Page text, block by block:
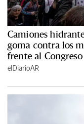
Camiones
goma contra los
frente al Congreso
elDiarioAR